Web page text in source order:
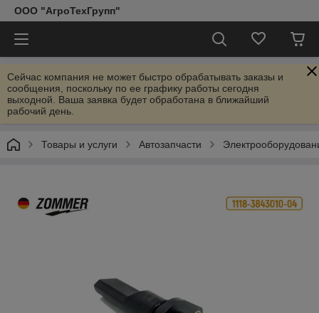
ООО "АгроТехГрупп"
Сейчас компания не может быстро обрабатывать заказы и
сообщения, поскольку по ее графику работы сегодня
выходной. Ваша заявка будет обработана в ближайший
рабочий день.
Товары и услуги Автозапчасти